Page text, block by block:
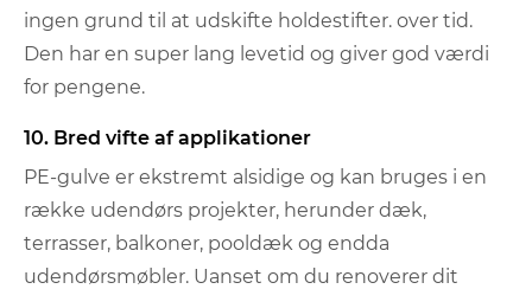
ingen grund til at udskifte holdestifter. over tid.
Den har en super lang levetid og giver god værdi
for pengene.
10. Bred vifte af applikationer
PE-gulve er ekstremt alsidige og kan bruges i en
række udendørs projekter, herunder dæk,
terrasser, balkoner, pooldæk og endda
udendørsmøbler. Uanset om du renoverer dit